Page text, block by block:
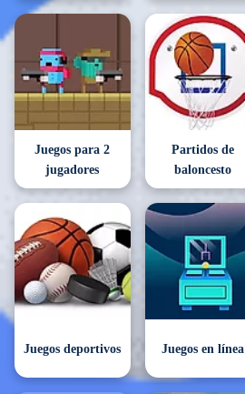
Juegos para 2
jugadores
Partidos de
baloncesto
Juegos deportivos Juegos en línea